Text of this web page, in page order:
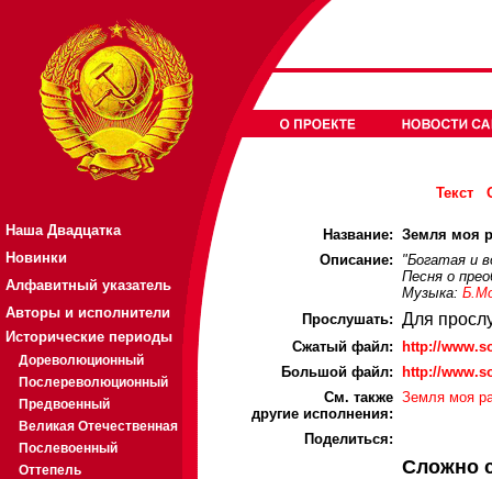
Наша Двадцатка
Новинки
Алфавитный указатель
Авторы и исполнители
Исторические периоды
Дореволюционный
Послереволюционный
Предвоенный
Великая Отечественная
Послевоенный
Оттепель
Текст
Название: Земля моя
Описание:
"Богатая и
Песня о
Музыка:
Прослушать: Для
Cжатый файл:
http://
Большой файл:
http://
См. также
другие исполнения:
Земля моя
Поделиться:
Сложно